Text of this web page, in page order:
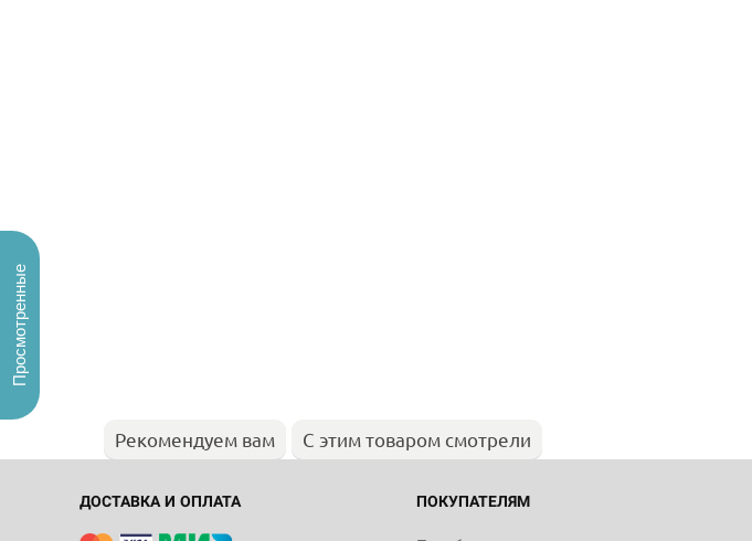
Рекомендуем вам С этим товаром смотрели
ДОСТАВКА И ОПЛАТА ПОКУПАТЕЛЯМ
Просмотренные